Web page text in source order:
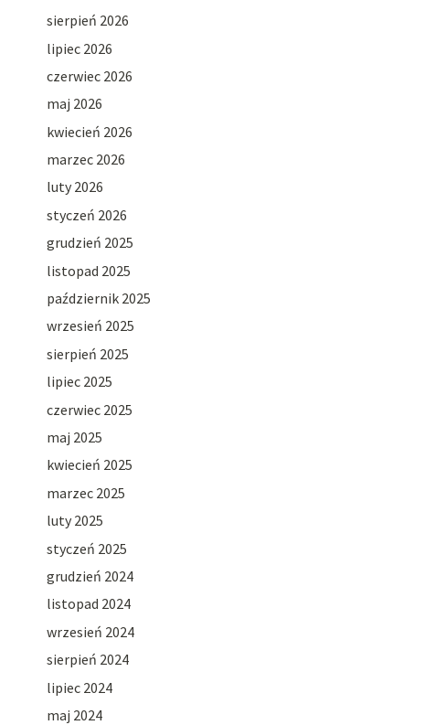
sierpień 2026
lipiec 2026
czerwiec 2026
maj 2026
kwiecień 2026
marzec 2026
luty 2026
styczeń 2026
grudzień 2025
listopad 2025
październik 2025
wrzesień 2025
sierpień 2025
lipiec 2025
czerwiec 2025
maj 2025
kwiecień 2025
marzec 2025
luty 2025
styczeń 2025
grudzień 2024
listopad 2024
wrzesień 2024
sierpień 2024
lipiec 2024
maj 2024